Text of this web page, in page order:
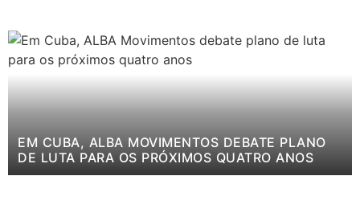
EM CUBA, ALBA MOVIMENTOS DEBATE PLANO
DE LUTA PARA OS PRÓXIMOS QUATRO ANOS